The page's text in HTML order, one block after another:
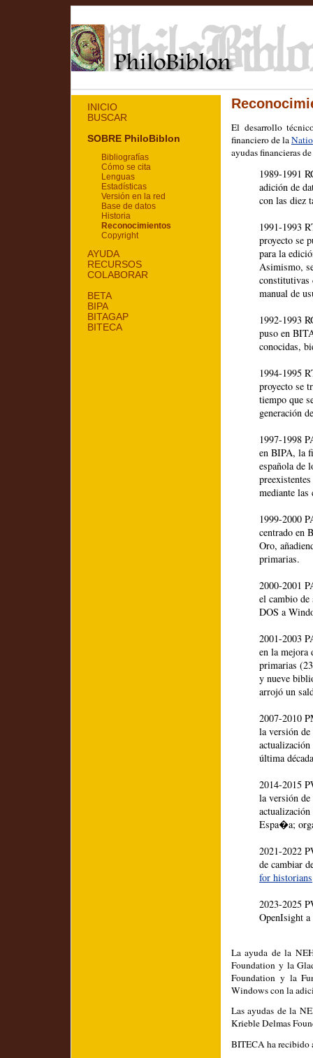
INICIO
BUSCAR
SOBRE PhiloBiblon
Bibliografías
Cómo se cita
Lenguas
Estadísticas
Versión en la red
Base de datos
Historia
Reconocimientos
Copyright
AYUDA
RECURSOS
COLABORAR
BETA
BIPA
BITAGAP
BITECA
El desarrollo
financiero de la
ayudas financieras
1989-1991
adición de
con las diez
1991-1993
proyecto se
para la
Asimismo,
manual de
1992-1993
puso en
conocidas,
1994-1995
proyecto se
tiempo que
generación
1997-1998
en BIPA, la
española de
mediante las
1999-2000
centrado en
Oro,
primarias.
2000-2001
el cambio
DOS a
2001-2003
en la mejora
primarias
y nueve
arrojó un
2007-2010
la versión
última
2014-2015
la versión
Espa�a;
2021-2022
de cambiar
for historians
2023-2025
OpenIsight
La ayuda de la
Foundation y la
Foundation y la
Windows con la
Las ayudas de la
Krieble Delmas
BITECA ha recibido